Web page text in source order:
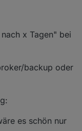
x Tagen" bei
backup oder
es schön nur